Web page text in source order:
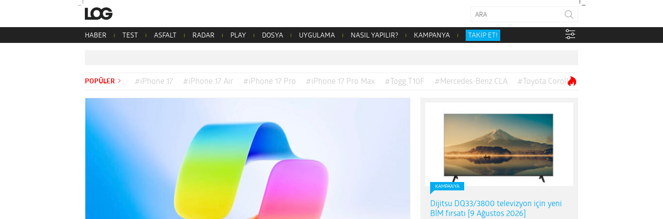
HABER TEST ASFALT RADAR PLAY DOSYA UYGULAMA NASIL YAPILIR? KAMPANYA TAKİP ET!
POPÜLER #iPhone 17 #iPhone 17 Air #iPhone 17 Pro #iPhone 17 Pro Max #Togg T10F #Mercedes-Benz CLA #Toyota Corolla
KAMPANYA
Dijitsu DQ33/3800 televizyon için yeni
BİM fırsatı [9 Ağustos 2026]